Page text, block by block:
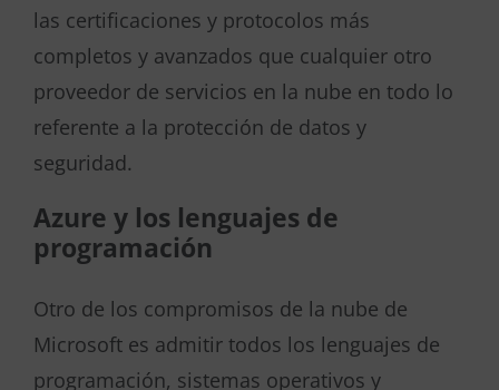
las certificaciones y protocolos más
completos y avanzados que cualquier otro
proveedor de servicios en la nube en todo lo
referente a la protección de datos y
seguridad.
Azure y los lenguajes de
programación
Otro de los compromisos de la nube de
Microsoft es admitir todos los lenguajes de
programación, sistemas operativos y